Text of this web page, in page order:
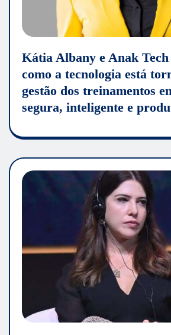
Kátia Albany e Anak
como a tecnologia está
gestão dos treinamentos
segura, inteligente e